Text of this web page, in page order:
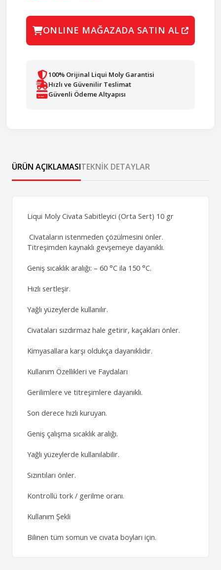
ONLINE MAĞAZADA SATIN AL
100% Orijinal Liqui Moly Garantisi
Hızlı ve Güvenilir Teslimat
Güvenli Ödeme Altyapısı
ÜRÜN AÇIKLAMASITEKNIK DETAYLAR
Liqui Moly Civata Sabitleyici (Orta Sert) 10 gr
Civataların istenmeden çözülmesini önler.
Titreşimden kaynaklı gevşemeye dayanıklı.
Geniş sıcaklık aralığı: – 60 °C ila 150 °C.
Hızlı sertleşir.
Yağlı yüzeylerde kullanılır.
Civataları sızdırmaz hale getirir, kaçakları önler.
Kimyasallara karşı oldukça dayanıklıdır.
Kullanım Özellikleri ve Faydaları
Gerilimlere ve titreşimlere dayanıklı.
Son derece hızlı kuruyan.
Geniş çalışma sıcaklık aralığı.
Yağlı yüzeylerde kullanılabilir.
Sızıntıları önler.
Kontrollü tork / gerilme oranı.
Kullanım Şekli
Bilinen tüm somun ve cıvata boyları için.